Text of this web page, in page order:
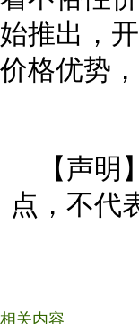
始推出，
价格优势
【声
点，不代
相关内容